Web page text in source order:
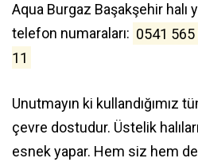
Aqua Burgaz Başakşehir halı
telefon numaraları: 0541 565
11
Unutmayın ki kullandığımız
çevre dostudur. Üstelik
esnek yapar. Hem siz hem